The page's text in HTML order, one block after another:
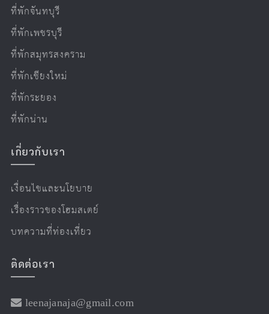
ที่พักจันทบุรี
ที่พักเพชรบุรี
ที่พักสมุทรสงคราม
ที่พักเชียงใหม่
ที่พักระยอง
ที่พักน่าน
เกี่ยวกับเรา
เงื่อนไขและนโยบาย
เรื่องราวของโฮมสเตย์
บทความที่ท่องเที่ยว
ติดต่อเรา
leenajanaja@gmail.com